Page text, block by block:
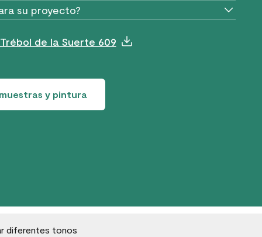
su proyecto?
de la Suerte 609
y pintura
diferentes tonos